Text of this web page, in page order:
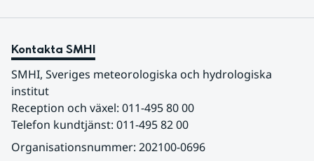
Kontakta SMHI
SMHI, Sveriges meteorologiska och hydrologiska
institut
Reception och växel: 011-495 80 00
Telefon kundtjänst: 011-495 82 00
Organisationsnummer: 202100-0696